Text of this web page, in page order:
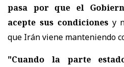
pasa por que el
acepte sus condicionesy
que Irán viene manteniendo
"Cuando la parte